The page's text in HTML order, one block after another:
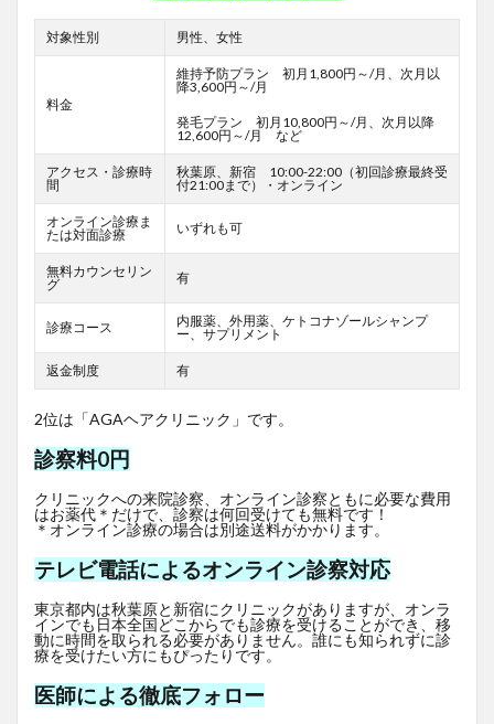
対象性別 男性、女性
料金
維持予防プラン 初月1,800円～/月、次月以
降3,600円～/月
発毛プラン 初月10,800円～/月、次月以降
12,600円～/月 など
アクセス・診療時
間
秋葉原、新宿 10:00-22:00（初回診療最終受
付21:00まで）・オンライン
オンライン診療ま
たは対面診療
いずれも可
無料カウンセリン
グ
有
診療コース
内服薬、外用薬、ケトコナゾールシャンプ
ー、サプリメント
返金制度 有
2位は「AGAヘアクリニック」です。
診察料0円
クリニックへの来院診察、オンライン診察ともに必要な費用
はお薬代＊だけで、診察は何回受けても無料です！
＊オンライン診療の場合は別途送料がかかります。
テレビ電話によるオンライン診察対応
東京都内は秋葉原と新宿にクリニックがありますが、オンラ
インでも日本全国どこからでも診療を受けることができ、移
動に時間を取られる必要がありません。誰にも知られずに診
療を受けたい方にもぴったりです。
医師による徹底フォロー